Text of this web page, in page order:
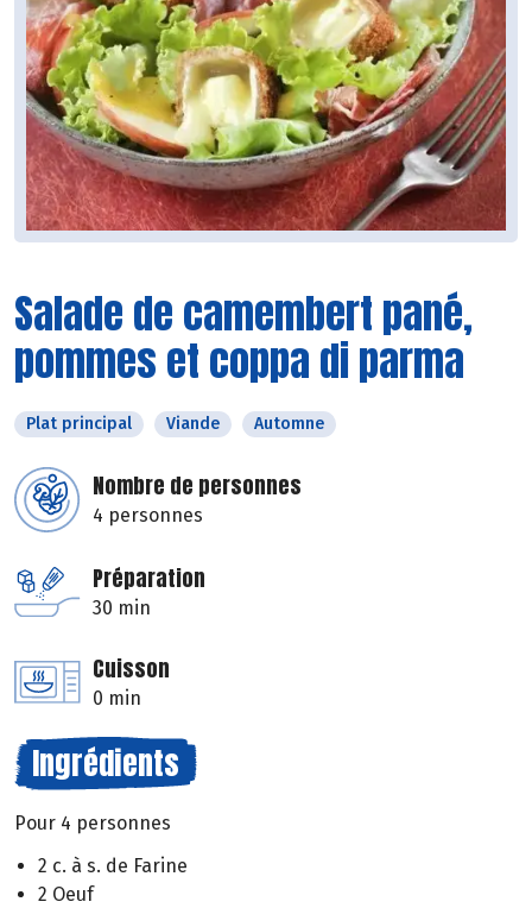
Salade de camembert pané,
pommes et coppa di parma
Plat principal Viande Automne
Nombre de personnes
4 personnes
Préparation
30 min
Cuisson
0 min
Ingrédients
Pour 4 personnes
2 c. à s. de Farine
2 Oeuf